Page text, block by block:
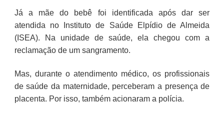
Já a mãe do bebê foi identificada após dar ser
atendida no Instituto de Saúde Elpídio de Almeida
(ISEA). Na unidade de saúde, ela chegou com a
reclamação de um sangramento.
Mas, durante o atendimento médico, os profissionais
de saúde da maternidade, perceberam a presença de
placenta. Por isso, também acionaram a polícia.